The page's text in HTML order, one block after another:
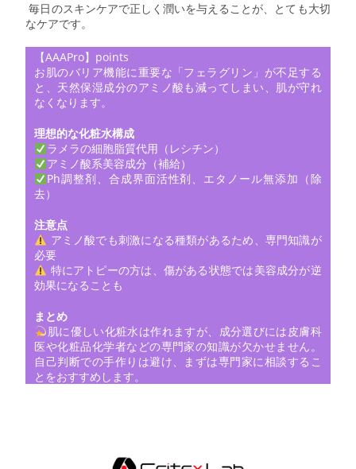
毎日のスキンケアで正しく潤いを与えることが、とても大切
なケアです。
【AAAPro】points
お肌のバリア機能に重要な「フェラグリン」が不足する
と、天然保湿成分のアミノ酸も減ってしまい、肌が守れ
なくなります。
理想的な化粧水構成
ラメラの細胞脂質代用（レシチン）
アミノ酸系美容成分（補給）
Ph調整剤、合成界面活性剤、エタノール無添加（除
去）
注意点
アミノ酸でも刺激になる種類があるため、専門知識が
必要
特にアトピーの方は、傷がある状態では美容成分が逆
効果になることも
まとめ
肌に優しい化粧水は作れますが、成分選びには皮膚科
医や化粧品化学者などの専門家の知識が欠かせません。
自己判断での手作りは避け、まずは専門家に相談するこ
とをおすすめします。